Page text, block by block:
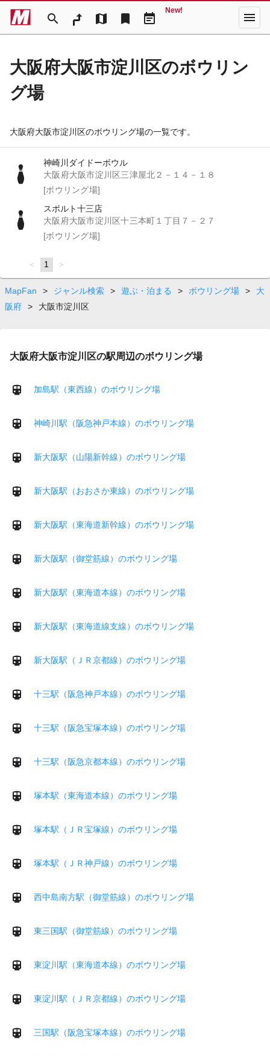
search map bookmark event_note
New! menu
大阪府大阪市淀川区のボウリン
グ場
大阪府大阪市淀川区のボウリング場の一覧です。
神崎川ダイドーボウル
大阪府大阪市淀川区三津屋北２－１４－１８
[ボウリング場]
スポルト十三店
大阪府大阪市淀川区十三本町１丁目７－２７
[ボウリング場]
page
You're
on
page
1 page
MapFan > ジャンル検索 > 遊ぶ・泊まる > ボウリング場 >
大
阪府
> 大阪市淀川区
大阪府大阪市淀川区の駅周辺のボウリング場
加島駅（東西線）のボウリング場
神崎川駅（阪急神戸本線）のボウリング場
新大阪駅（山陽新幹線）のボウリング場
新大阪駅（おおさか東線）のボウリング場
新大阪駅（東海道新幹線）のボウリング場
新大阪駅（御堂筋線）のボウリング場
新大阪駅（東海道本線）のボウリング場
新大阪駅（東海道線支線）のボウリング場
新大阪駅（ＪＲ京都線）のボウリング場
十三駅（阪急神戸本線）のボウリング場
十三駅（阪急宝塚本線）のボウリング場
十三駅（阪急京都本線）のボウリング場
塚本駅（東海道本線）のボウリング場
塚本駅（ＪＲ宝塚線）のボウリング場
塚本駅（ＪＲ神戸線）のボウリング場
西中島南方駅（御堂筋線）のボウリング場
東三国駅（御堂筋線）のボウリング場
東淀川駅（東海道本線）のボウリング場
東淀川駅（ＪＲ京都線）のボウリング場
三国駅（阪急宝塚本線）のボウリング場